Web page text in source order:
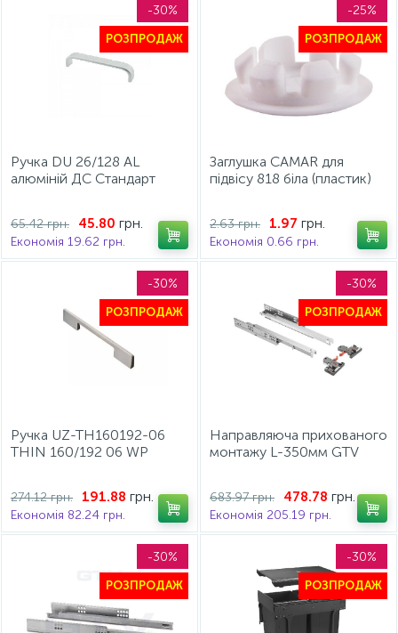
-30%
РОЗПРОДАЖ
Ручка DU 26/128 AL
алюміній ДС Стандарт
45.80 грн.
65.42 грн.
Економія 19.62 грн.
-25%
РОЗПРОДАЖ
Заглушка CAMAR для
підвісу 818 біла (пластик)
1.97 грн.
2.63 грн.
Економія 0.66 грн.
-30%
РОЗПРОДАЖ
Ручка UZ-TH160192-06
THIN 160/192 06 WP
191.88 грн.
274.12 грн.
Економія 82.24 грн.
-30%
РОЗПРОДАЖ
Направляюча прихованого
монтажу L-350мм GTV
Modern Slide 3D
478.78 грн.
683.97 грн.
Економія 205.19 грн.
-30%
РОЗПРОДАЖ
-30%
РОЗПРОДАЖ